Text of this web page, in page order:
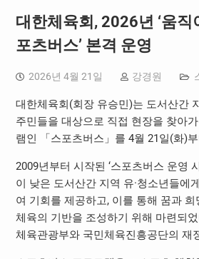
대한체육회, 2026년 ‘움직
포츠버스’ 본격 운영
2026년 4월 21일 강경원
대한체육회(회장 유승민)는 도서산간
주민들을 대상으로 직접 현장을 찾아
램인 「스포츠버스」를 4월 21일(화)
2009년부터 시작된 ‘스포츠버스 운영
이 낮은 도서산간 지역 유·청소년들에
여 기회를 제공하고, 이를 통해 꿈과
체육의 기반을 조성하기 위해 마련되
체육관광부와 국민체육진흥공단의 재